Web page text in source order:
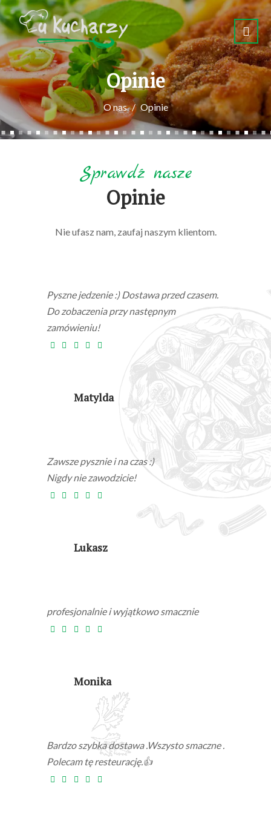
Opinie
O nas Opinie
Sprawdź nasze
Opinie
Nie ufasz nam, zaufaj naszym klientom.
Pyszne jedzenie :) Dostawa przed czasem.
Do zobaczenia przy następnym
zamówieniu!
Matylda
Zawsze pysznie i na czas :)
Nigdy nie zawodzicie!
Lukasz
profesjonalnie i wyjątkowo smacznie
Monika
Bardzo szybka dostawa .Wszysto smaczne .
Polecam tę resteurację.👍